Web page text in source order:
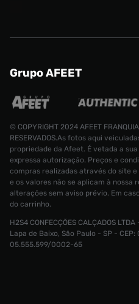
Grupo AFEET
© COPYRIGHT 2024 AFEET
RESERVADOS.As fotos aqui
propriedade da Afeet. É vetada a
expressa autorização. Preços e
compras realizadas através do site
e os valores não se aplicam à nossa
alterações sem aviso prévio. Em
do carrinho.
H2S4 CONFECÇÕES CALÇADOS
Lapa de Baixo, São Paulo - SP -
05.555.599/0002-65